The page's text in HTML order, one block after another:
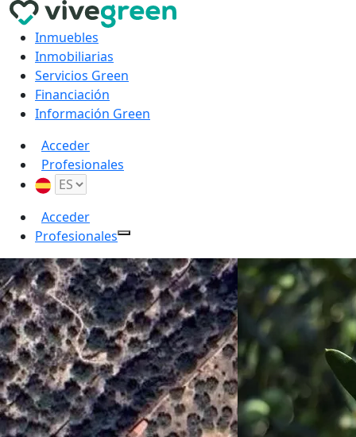
Inmuebles
Inmobiliarias
Servicios Green
Financiación
Información Green
Acceder
Profesionales
Acceder
Profesionales